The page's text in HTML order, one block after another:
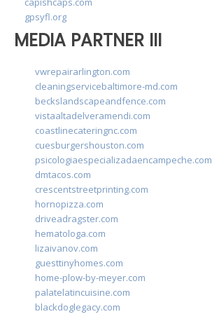
gpsyfl.org
MEDIA PARTNER III
vwrepairarlington.com
cleaningservicebaltimore-md.com
beckslandscapeandfence.com
vistaaltadelveramendi.com
coastlinecateringnc.com
cuesburgershouston.com
psicologiaespecializadaencampeche.com
dmtacos.com
crescentstreetprinting.com
hornopizza.com
driveadragster.com
hematologa.com
lizaivanov.com
guesttinyhomes.com
home-plow-by-meyer.com
palatelatincuisine.com
blackdoglegacy.com